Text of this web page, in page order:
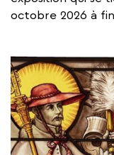
octobre 2026 à